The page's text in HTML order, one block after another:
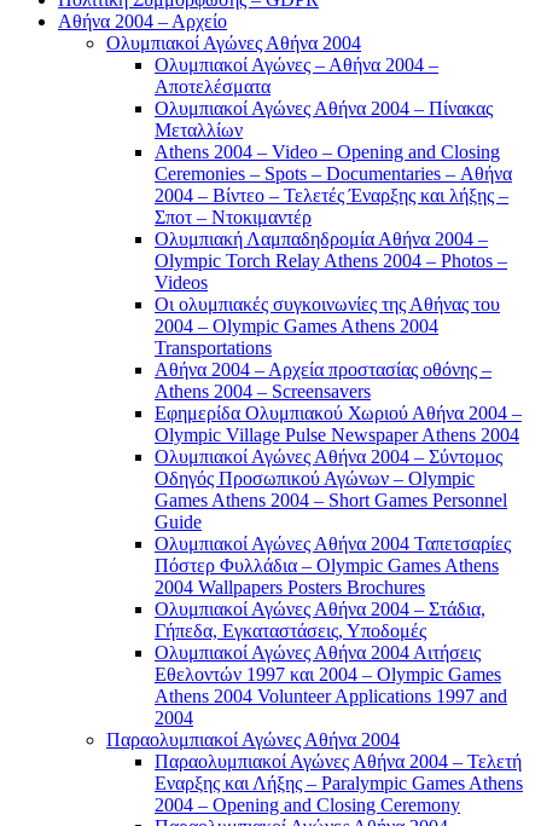
Αθήνα 2004 – Αρχείο
Ολυμπιακοί Αγώνες Αθήνα 2004
Ολυμπιακοί Αγώνες – Αθήνα 2004 –
Αποτελέσματα
Ολυμπιακοί Αγώνες Αθήνα 2004 – Πίνακας
Μεταλλίων
Athens 2004 – Video – Opening and Closing
Ceremonies – Spots – Documentaries – Αθήνα
2004 – Βίντεο – Τελετές Έναρξης και λήξης –
Σποτ – Ντοκιμαντέρ
Ολυμπιακή Λαμπαδηδρομία Αθήνα 2004 –
Olympic Torch Relay Athens 2004 – Photos –
Videos
Οι ολυμπιακές συγκοινωνίες της Αθήνας του
2004 – Olympic Games Athens 2004
Transportations
Αθήνα 2004 – Αρχεία προστασίας οθόνης –
Athens 2004 – Screensavers
Εφημερίδα Ολυμπιακού Χωριού Αθήνα 2004 –
Olympic Village Pulse Newspaper Athens 2004
Ολυμπιακοί Αγώνες Αθήνα 2004 – Σύντομος
Οδηγός Προσωπικού Αγώνων – Olympic
Games Athens 2004 – Short Games Personnel
Guide
Ολυμπιακοί Αγώνες Αθήνα 2004 Ταπετσαρίες
Πόστερ Φυλλάδια – Olympic Games Athens
2004 Wallpapers Posters Brochures
Ολυμπιακοί Αγώνες Αθήνα 2004 – Στάδια,
Γήπεδα, Εγκαταστάσεις, Υποδομές
Ολυμπιακοί Αγώνες Αθήνα 2004 Αιτήσεις
Εθελοντών 1997 και 2004 – Olympic Games
Athens 2004 Volunteer Applications 1997 and
2004
Παραολυμπιακοί Αγώνες Αθήνα 2004
Παραολυμπιακοί Αγώνες Αθήνα 2004 – Τελετή
Εναρξης και Λήξης – Paralympic Games Athens
2004 – Opening and Closing Ceremony